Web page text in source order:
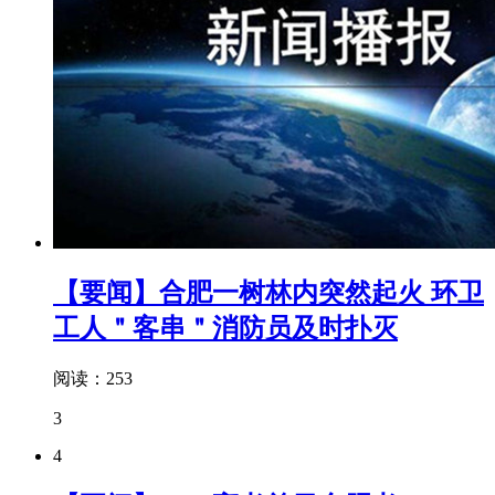
【要闻】合肥一树林内突然起火 环卫
工人＂客串＂消防员及时扑灭
阅读：253
3
4